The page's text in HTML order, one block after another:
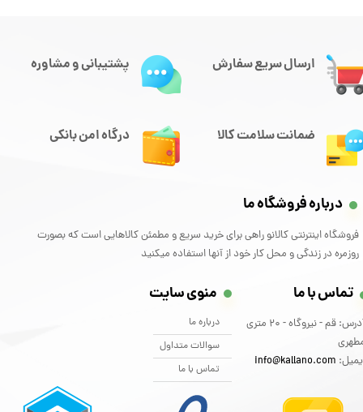
ارسال سریع سفارش
درگاه امن بانکی
پشتیبانی و مشاوره
ضمانت سلامت کالا
درباره فروشگاه ما
فروشگاه اینترنتی کالانو راهی برای خرید سریع و مطمئن کالاهایی است که بصورت
روزمره در زندگی و محل کار خود از آنها استفاده میکنید
تماس با ما
آدرس: قم - نیروگاه - 20 متری
info@kallano.com​​​​​​​
منوی سایت
درباره ما
سوالات متداول
تماس با ما